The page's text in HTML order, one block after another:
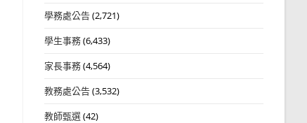
學務處公告(2,721)
學生事務(6,433)
家長事務(4,564)
教務處公告(3,532)
教師甄選(42)